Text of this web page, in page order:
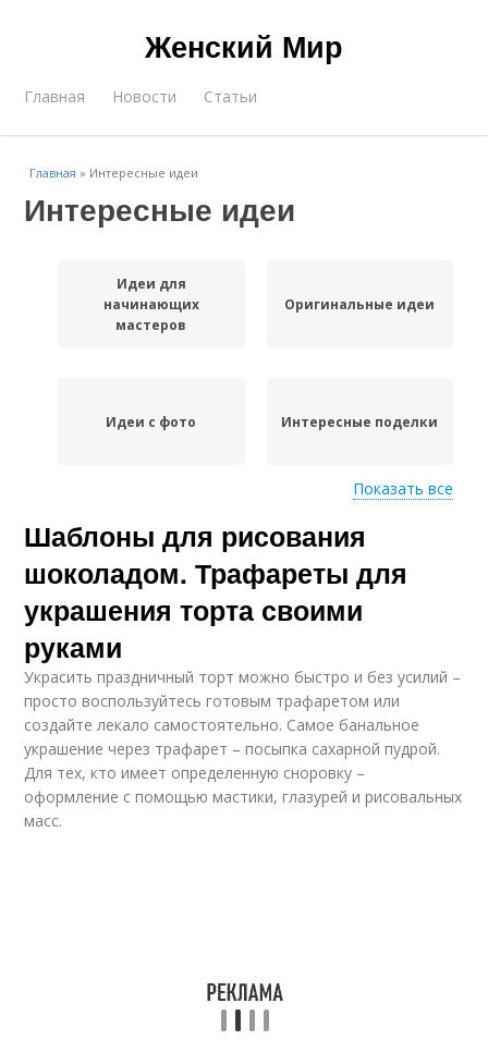
Женский Мир
Главная Новости Статьи
Главная » Интересные идеи
Интересные идеи
Идеи для
начинающих
мастеров
Оригинальные идеи
Идеи с фото Интересные поделки
Уникальные идеи Идеи для создания
Показать все
Шаблоны для рисования
шоколадом. Трафареты для
украшения торта своими
руками
Украсить праздничный торт можно быстро и без усилий –
просто воспользуйтесь готовым трафаретом или
создайте лекало самостоятельно. Самое банальное
украшение через трафарет – посыпка сахарной пудрой.
Для тех, кто имеет определенную сноровку –
оформление с помощью мастики, глазурей и рисовальных
масс.